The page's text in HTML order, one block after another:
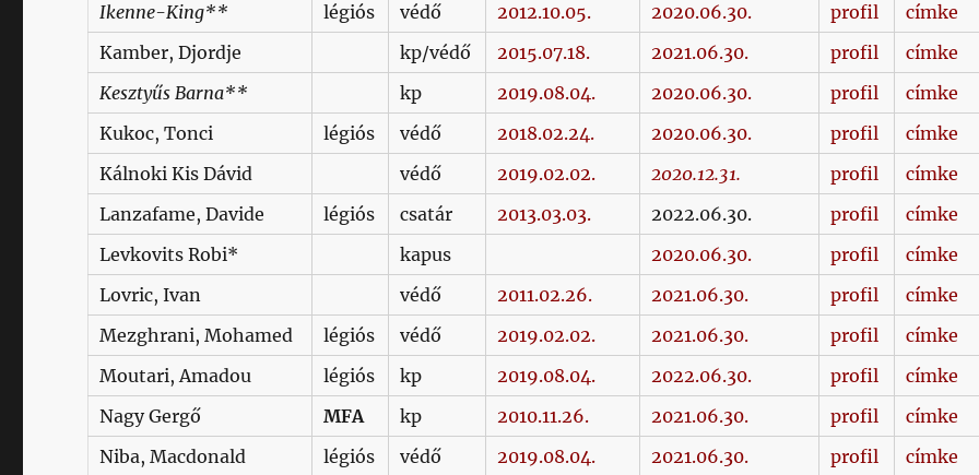
Ikenne-King**
légiós védő 2012.10.05. 2020.06.30. profil
címke
Kamber, Djordje
kp/védő 2015.07.18. 2021.06.30. profil
címke
Kesztyűs Barna**
kp 2019.08.04. 2020.06.30. profil
címke
Kukoc, Tonci
légiós védő 2018.02.24. 2020.06.30. profil
címke
Kálnoki Kis Dávid
védő 2019.02.02. 2020.12.31. profil
címke
Lanzafame, Davide
légiós csatár 2013.03.03. 2022.06.30. profil
címke
Levkovits Robi*
kapus 2020.06.30. profil
címke
Lovric, Ivan
védő 2011.02.26. 2021.06.30. profil
címke
Mezghrani, Mohamed
légiós védő 2019.02.02. 2021.06.30. profil
címke
Moutari, Amadou
légiós kp 2019.08.04. 2022.06.30. profil
címke
Nagy Gergő
MFA kp 2010.11.26. 2021.06.30. profil
címke
Niba, Macdonald
légiós védő 2019.08.04. 2021.06.30. profil címke